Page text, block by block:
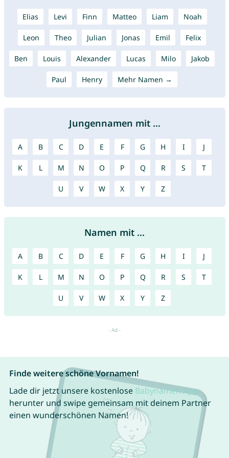
Elias Levi Finn Matteo Liam Noah
Leon Theo Julian Jonas Emil Felix
Ben Louis Alexander Lucas Milo Jakob
Paul Henry Mehr Namen →
Jungennamen mit ...
A B C D E F G H I J
K L M N O P Q R S T
U V W X Y Z
Namen mit ...
A B C D E F G H I J
K L M N O P Q R S T
U V W X Y Z
Finde weitere schöne Vornamen!
Lade dir jetzt unsere kostenlose Babynamen App
herunter und swipe gemeinsam mit deinem Partner
einen wunderschönen Namen!